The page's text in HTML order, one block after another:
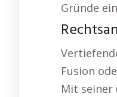
Gründe
Fusion
Mit seiner